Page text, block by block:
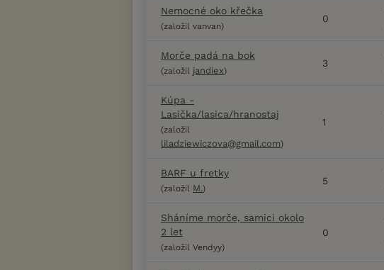
Nemocné oko křečka
(založil vanvan)
0
Morče padá na bok
(založil jandiex)
3
Kúpa -
Lasička/lasica/hranostaj
(založil
liladziewiczova@gmail.com)
1
BARF u fretky
(založil M.)
5
Sháníme morče, samici okolo
2 let
(založil Vendyy)
0